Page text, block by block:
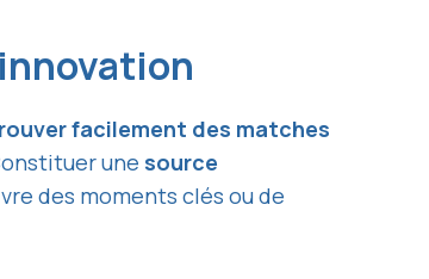
facilement des matches
une source
des moments clés ou de